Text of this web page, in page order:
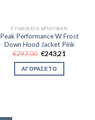
ΓΥΝΑΙΚΕΊΑ ΜΠΟΥΦΆΝ
Peak Performance W Frost
Down Hood Jacket Pink
€297,00 Original
was:
€297,00.
€243,21
ΑΓΟΡΑΣΕ ΤΟ